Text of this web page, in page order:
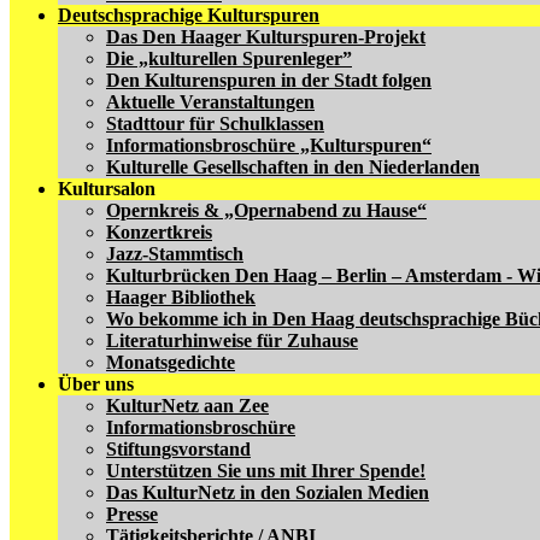
Deutschsprachige Kulturspuren
Das Den Haager Kulturspuren-Projekt
Die „kulturellen Spurenleger”
Den Kulturenspuren in der Stadt folgen
Aktuelle Veranstaltungen
Stadttour für Schulklassen
Informationsbroschüre „Kulturspuren“
Kulturelle Gesellschaften in den Niederlanden
Kultursalon
Opernkreis & „Opernabend zu Hause“
Konzertkreis
Jazz-Stammtisch
Kulturbrücken Den Haag – Berlin – Amsterdam -
Haager Bibliothek
Wo bekomme ich in Den Haag deutschsprachige
Literaturhinweise für Zuhause
Monatsgedichte
Über uns
KulturNetz aan Zee
Informationsbroschüre
Stiftungsvorstand
Unterstützen Sie uns mit Ihrer Spende!
Das KulturNetz in den Sozialen Medien
Presse
Tätigkeitsberichte / ANBI